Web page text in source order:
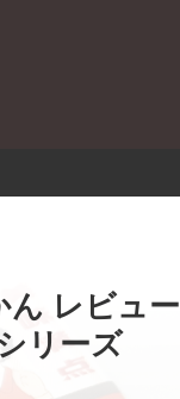
ん レビュー
リーズ